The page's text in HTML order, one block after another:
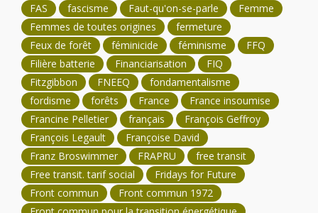
FAS
fascisme Faut-qu'on-se-parle
Femme
Femmes de toutes origines
fermeture
Feux de forêt
féminicide féminisme
FFQ
Filière batterie
Financiarisation
FIQ
Fitzgibbon
FNEEQ
fondamentalisme
fordisme
forêts France
France insoumise
Francine Pelletier
français
François Geffroy
François Legault
Françoise David
Franz Broswimmer
FRAPRU
free transit
Free transit. tarif social
Fridays for Future
Front commun
Front commun 1972